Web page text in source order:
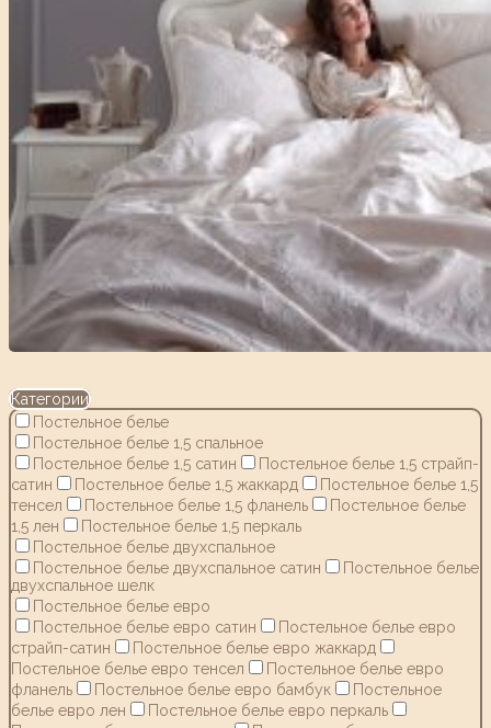
Категории
Постельное белье
Постельное белье 1,5 спальное
Постельное белье 1,5 сатин
Постельное белье 1,5 страйп-
сатин
Постельное белье 1,5 жаккард
Постельное белье 1,5
тенсел
Постельное белье 1,5 фланель
Постельное белье
1,5 лен
Постельное белье 1,5 перкаль
Постельное белье двухспальное
Постельное белье двухспальное сатин
Постельное белье
двухспальное шелк
Постельное белье евро
Постельное белье евро сатин
Постельное белье евро
страйп-сатин
Постельное белье евро жаккард
Постельное белье евро тенсел
Постельное белье евро
фланель
Постельное белье евро бамбук
Постельное
белье евро лен
Постельное белье евро перкаль